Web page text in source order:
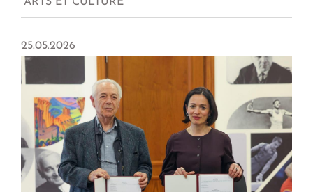
ARTS ET CULTURE
25.05.2026